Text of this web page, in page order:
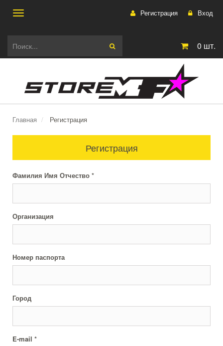
Регистрация Вход
0 шт.
Главная Регистрация
Регистрация
Фамилия Имя Отчество *
Организация
Номер паспорта
Город
E-mail *